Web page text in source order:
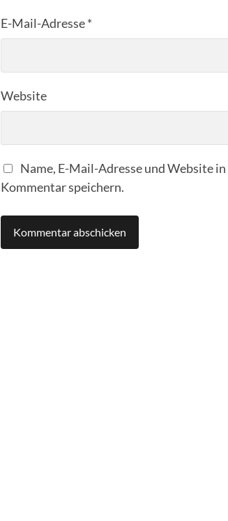
E-Mail-Adresse*
Website
Name, E-Mail-Adresse und Website
Kommentar speichern.